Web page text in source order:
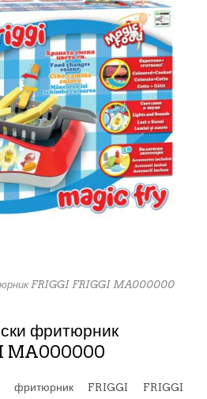
FRIGGI FRIGGI MA000000
фритюрник
MA000000
фритюрник FRIGGI FRIGGI